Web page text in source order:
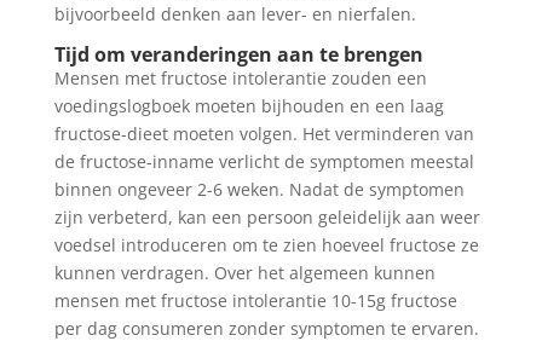
bijvoorbeeld denken aan lever- en nierfalen.
Tijd om veranderingen aan te brengen
Mensen met fructose intolerantie zouden een
voedingslogboek moeten bijhouden en een laag
fructose-dieet moeten volgen. Het verminderen van
de fructose-inname verlicht de symptomen meestal
binnen ongeveer 2-6 weken. Nadat de symptomen
zijn verbeterd, kan een persoon geleidelijk aan weer
voedsel introduceren om te zien hoeveel fructose ze
kunnen verdragen. Over het algemeen kunnen
mensen met fructose intolerantie 10-15g fructose
per dag consumeren zonder symptomen te ervaren.